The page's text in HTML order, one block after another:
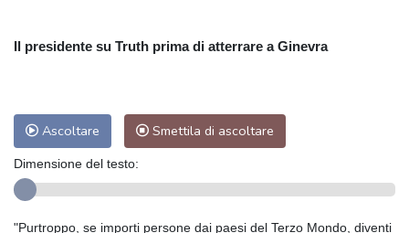
Il presidente su Truth prima di atterrare a Ginevra
Ascoltare Smettila di ascoltare
Dimensione del testo:
"Purtroppo, se importi persone dai paesi del Terzo Mondo, diventi